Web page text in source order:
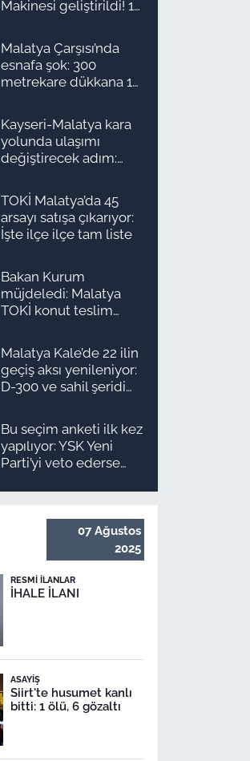
Makinesi geliştirildi! 16
Malatya Çarşısı’nda
esnafa şok: 300
metrekare dükkana 1
Kayseri-Malatya kara
yolunda ulaşımı
değiştirecek adım:
TOKİ Malatya’da 45
arsayı satışa çıkarıyor:
İşte ilçe ilçe tam liste
Bakan Kurum
müjdeledi: Malatya
TOKİ konut teslim
ilçe ilçe teslimat
takvimi ve ödeme
planı
Malatya Kale’de 22 ilin
geçiş aksı yenileniyor:
D-300 ve sahil şeridi
Bu seçim anketi ilk kez
yapılıyor: YSK Yeni
Parti’yi veto ederse
olur?
07 Ağustos
2025
RESMI İLANLAR
İHALE İLANI
ASAYIŞ
Siirt'te husumet kanlı
bitti: 1 ölü, 6 gözaltı